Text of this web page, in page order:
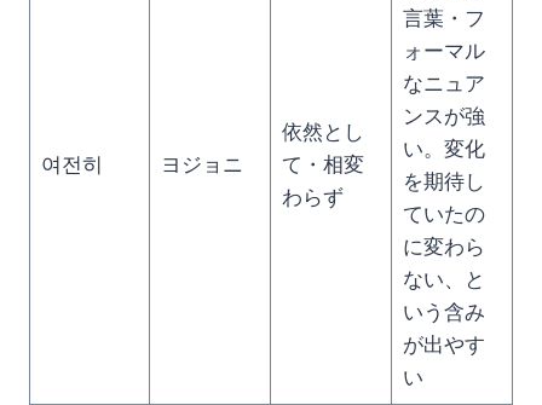
여전히 ヨジョニ
依然とし
て・相変
わらず
言葉・フ
ォーマル
なニュア
ンスが強
い。変化
を期待し
ていたの
に変わら
ない、と
いう含み
が出やす
い